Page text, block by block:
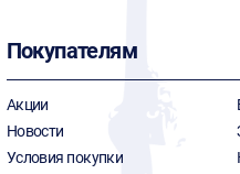
Покупателям
Акции
Новости
Условия покупки